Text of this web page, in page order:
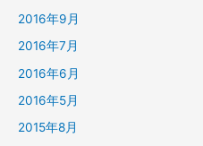
2016年9月
2016年7月
2016年6月
2016年5月
2015年8月